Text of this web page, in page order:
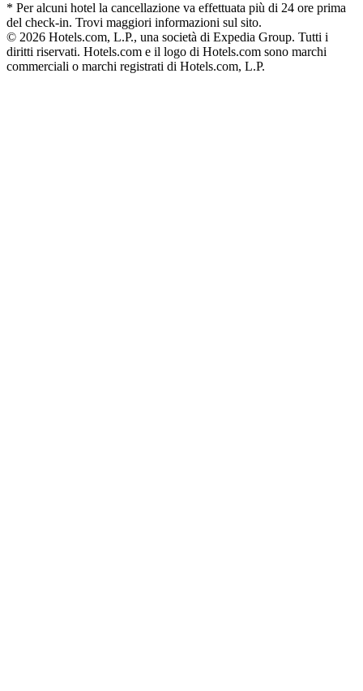
* Per alcuni hotel la cancellazione va effettuata più di 24 ore prima
del check-in. Trovi maggiori informazioni sul sito.
© 2026 Hotels.com, L.P., una società di Expedia Group. Tutti i
diritti riservati. Hotels.com e il logo di Hotels.com sono marchi
commerciali o marchi registrati di Hotels.com, L.P.